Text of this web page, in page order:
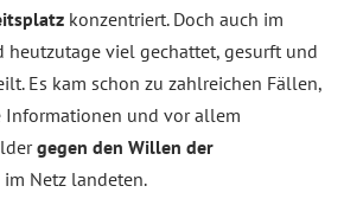
konzentriert. Doch auch im
heutzutage viel gechattet, gesurft und
Es kam schon zu zahlreichen Fällen,
Informationen und vor allem
gegen den Willen der
im Netz landeten.